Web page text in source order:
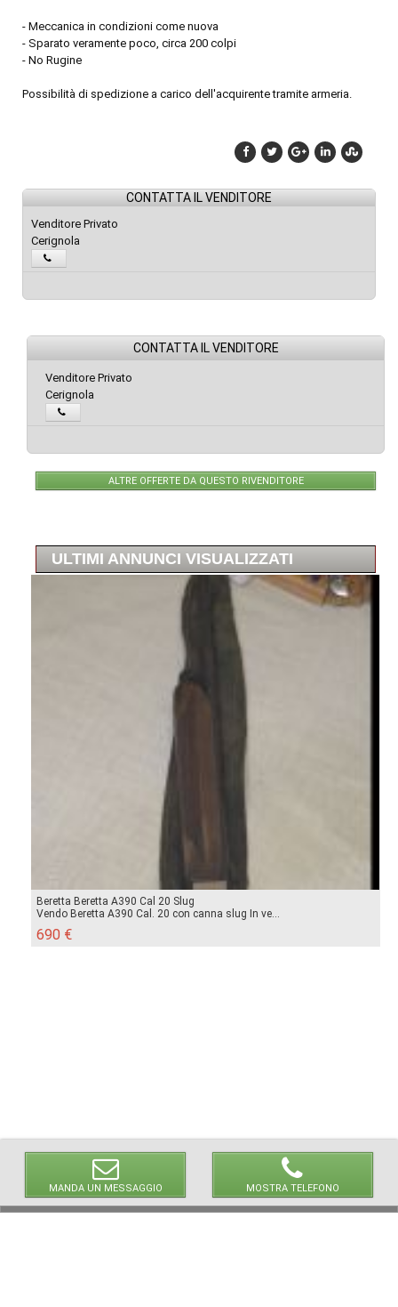
- Meccanica in condizioni come nuova
- Sparato veramente poco, circa 200 colpi
- No Rugine
Possibilità di spedizione a carico dell'acquirente tramite armeria.
CONTATTA IL VENDITORE
Venditore Privato
Cerignola
MANDA UN MESSAGGIO MOSTRA TELEFONO
CONTATTA IL VENDITORE
Venditore Privato
Cerignola
ALTRE OFFERTE DA QUESTO RIVENDITORE
ULTIMI ANNUNCI VISUALIZZATI
Beretta Beretta A390 Cal 20 Slug
Vendo Beretta A390 Cal. 20 con canna slug In ve...
690 €